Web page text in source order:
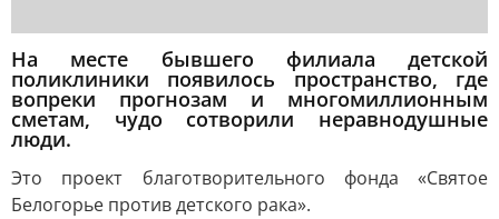
На месте бывшего филиала детской
поликлиники появилось пространство, где
вопреки прогнозам и многомиллионным
сметам, чудо сотворили неравнодушные
люди.
Это проект благотворительного фонда «Святое
Белогорье против детского рака».